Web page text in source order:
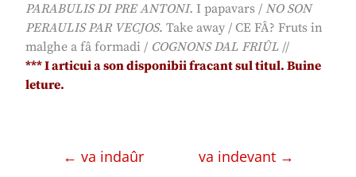
PARABULIS DI PRE ANTONI. I papavars / NO SON
PERAULIS PAR VECJOS. Take away / CE FÂ? Fruts in
malghe a fâ formadi / COGNONS DAL FRIÛL //
*** I articui a son disponibii fracant sul titul. Buine
leture.
← va indaûr va indevant →